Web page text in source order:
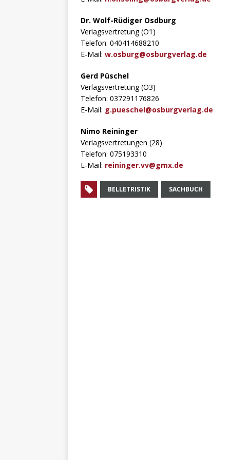
Dr. Wolf-Rüdiger Osdburg
Verlagsvertretung (O1)
Telefon: 040414688210
E-Mail: w.osburg@osburgverlag.de
Gerd Püschel
Verlagsvertretung (O3)
Telefon: 037291176826
E-Mail: g.pueschel@osburgverlag.de
Nimo Reininger
Verlagsvertretungen (28)
Telefon: 075193310
E-Mail: reininger.vv@gmx.de
BELLETRISTIK SACHBUCH